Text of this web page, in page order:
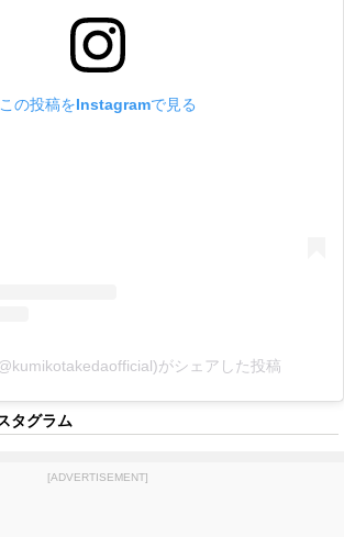
この投稿をInstagramで見る
がシェアした投稿
タグラム
[ADVERTISEMENT]